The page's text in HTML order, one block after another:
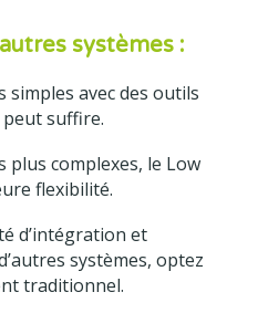
systèmes :
avec des outils
suffire.
complexes, le Low
flexibilité.
d’intégration et
systèmes, optez
traditionnel.